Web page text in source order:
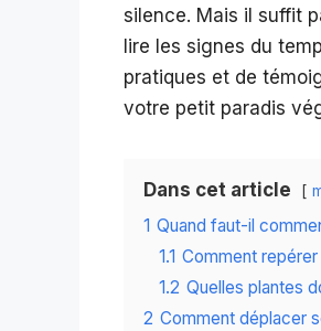
silence. Mais il suffit
lire les signes du
pratiques et de
votre petit paradis
Dans cet article
1 Quand faut-il
1.1 Comment
1.2 Quelles plantes
2 Comment déplacer